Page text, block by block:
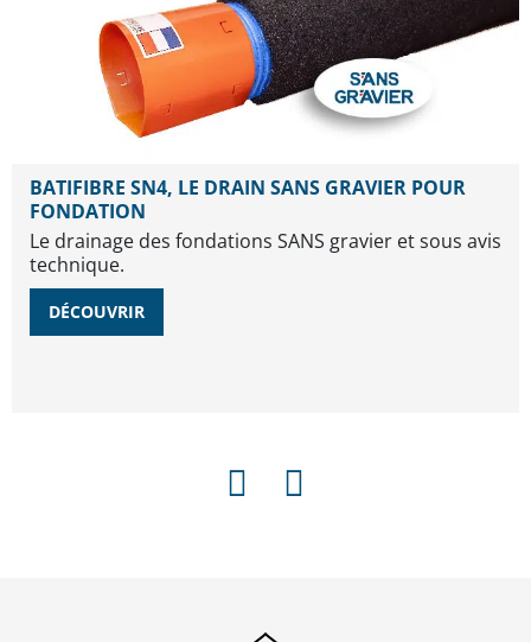
BATIFIBRE SN4, LE DRAIN SANS GRAVIER POUR
FONDATION
Le drainage des fondations SANS gravier et sous avis
technique.
DÉCOUVRIR
PRÉCÉDENT
SUIVANT